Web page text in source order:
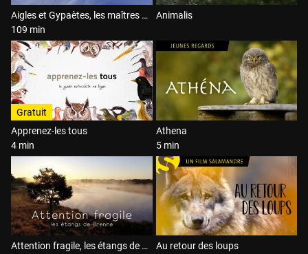
Aigles et Gypaètes, les maîtres du ciel
109 min
Animalis
Gratuit
Apprenez-les tous
4 min
Athena
5 min
Attention fragile, les étangs de Brenne
Au retour des loups